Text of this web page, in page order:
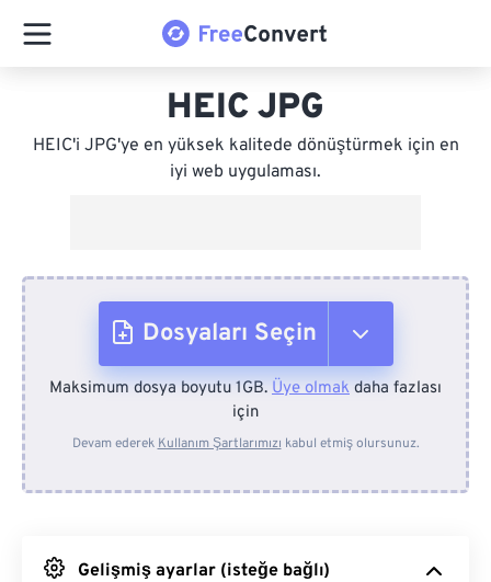
HEIC JPG
HEIC'i JPG'ye en yüksek kalitede dönüştürmek için en
iyi web uygulaması.
Dosyaları Seçin
Cihazdan
Google Drive'dan
Maksimum dosya boyutu 1GB. Üye olmak daha fazlası
için
Devam ederek Kullanım Şartlarımızı kabul etmiş olursunuz.
Gelişmiş ayarlar (isteğe bağlı)